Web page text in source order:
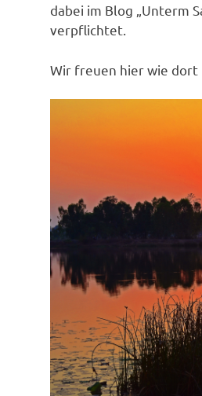
dabei im Blog „Unterm
verpflichtet.
Wir freuen hier wie dort